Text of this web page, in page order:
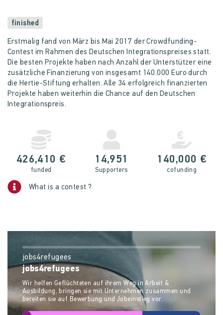
finished
Erstmalig fand von März bis Mai 2017 der Crowdfunding-
Contest im Rahmen des Deutschen Integrationspreises statt.
Die besten Projekte haben nach Anzahl der Unterstützer eine
zusätzliche Finanzierung von insgesamt 140.000 Euro durch
die Hertie-Stiftung erhalten. Alle 34 erfolgreich finanzierten
Projekte haben weiterhin die Chance auf den Deutschen
Integrationspreis.
426,410 €
funded
14,951
Supporters
140,000 €
cofunding
What is a contest ?
jobs4refugees
jobs4refugees
Wir helfen Geflüchteten auf ihrem Weg in Arbeit &
Ausbildung, bringen sie mit Unternehmen zusammen und
bereiten sie auf Bewerbung und Jobeinstieg vor.